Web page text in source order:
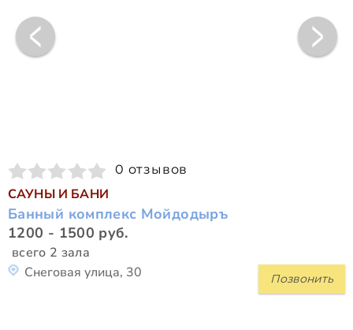
0 отзывов
САУНЫ И БАНИ
Банный комплекс Мойдодыръ
1200 - 1500 руб.
всего 2 зала
Позвонить
Снеговая улица, 30